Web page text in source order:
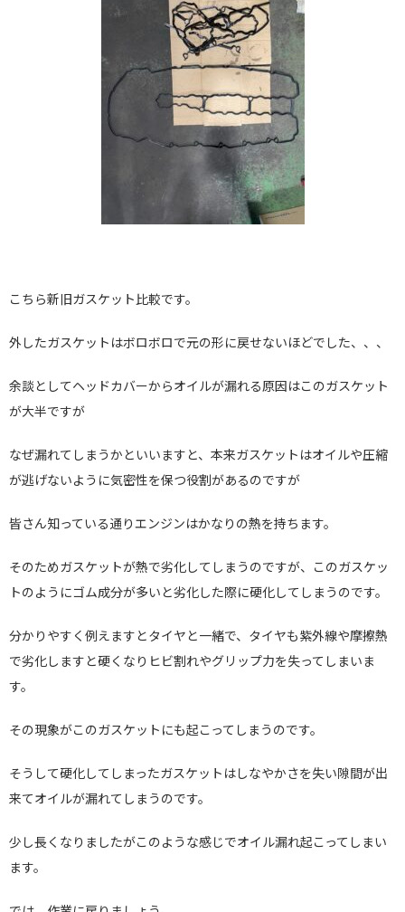
こちら新旧ガスケット比較です。
外したガスケットはボロボロで元の形に戻せないほどでした、、、
余談としてヘッドカバーからオイルが漏れる原因はこのガスケット
が大半ですが
なぜ漏れてしまうかといいますと、本来ガスケットはオイルや圧縮
が逃げないように気密性を保つ役割があるのですが
皆さん知っている通りエンジンはかなりの熱を持ちます。
そのためガスケットが熱で劣化してしまうのですが、このガスケッ
トのようにゴム成分が多いと劣化した際に硬化してしまうのです。
分かりやすく例えますとタイヤと一緒で、タイヤも紫外線や摩擦熱
で劣化しますと硬くなりヒビ割れやグリップ力を失ってしまいま
す。
その現象がこのガスケットにも起こってしまうのです。
そうして硬化してしまったガスケットはしなやかさを失い隙間が出
来てオイルが漏れてしまうのです。
少し長くなりましたがこのような感じでオイル漏れ起こってしまい
ます。